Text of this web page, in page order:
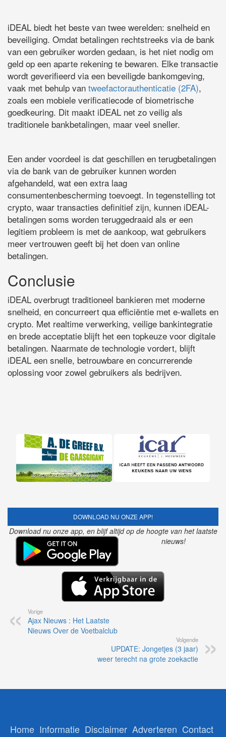
iDEAL biedt het beste van twee werelden: snelheid en
beveiliging. Omdat betalingen rechtstreeks via de bank
van een gebruiker worden gedaan, is het niet nodig om
geld op een aparte rekening te bewaren. Elke transactie
wordt geverifieerd via een beveiligde bankomgeving,
vaak met behulp van tweefactorauthenticatie (2FA),
zoals een mobiele verificatiecode of biometrische
goedkeuring. Dit maakt iDEAL net zo veilig als
traditionele bankbetalingen, maar veel sneller.
Een ander voordeel is dat geschillen en terugbetalingen
via de bank van de gebruiker kunnen worden
afgehandeld, wat een extra laag
consumentenbescherming toevoegt. In tegenstelling tot
crypto, waar transacties definitief zijn, kunnen iDEAL-
betalingen soms worden teruggedraaid als er een
legitiem probleem is met de aankoop, wat gebruikers
meer vertrouwen geeft bij het doen van online
betalingen.
Conclusie
iDEAL overbrugt traditioneel bankieren met moderne
snelheid, en concurreert qua efficiëntie met e-wallets en
crypto. Met realtime verwerking, veilige bankintegratie
en brede acceptatie blijft het een topkeuze voor digitale
betalingen. Naarmate de technologie vordert, blijft
iDEAL een snelle, betrouwbare en concurrerende
oplossing voor zowel gebruikers als bedrijven.
DOWNLOAD NU ONZE APP!
Download nu onze app, en blijf altijd op de hoogte van het laatste
nieuws!
Vorige
Ajax Nieuws : Het Laatste
Nieuws Over de Voetbalclub
Volgende
UPDATE: Jongetjes (3 jaar)
weer terecht na grote zoekactie
Home Informatie Disclaimer Adverteren Contact